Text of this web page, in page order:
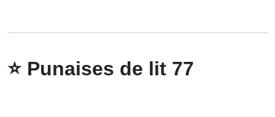
⭐Punaises de lit 77